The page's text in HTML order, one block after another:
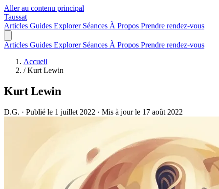
Aller au contenu principal
Taussat
Articles Guides Explorer Séances À Propos Prendre rendez-vous
Articles Guides Explorer Séances À Propos Prendre rendez-vous
Accueil
/ Kurt Lewin
Kurt Lewin
D.G. · Publié le 1 juillet 2022 · Mis à jour le 17 août 2022